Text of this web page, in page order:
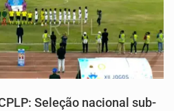
Seleção nacional sub-